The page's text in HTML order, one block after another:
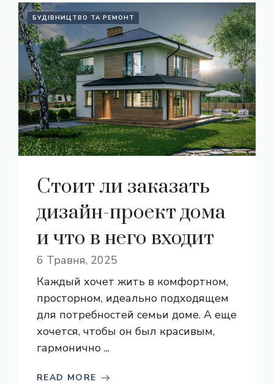
БУДІВНИЦТВО ТА РЕМОНТ
Стоит ли заказать
дизайн-проект дома
и что в него входит
6 Травня, 2025
Каждый хочет жить в комфортном,
просторном, идеально подходящем
для потребностей семьи доме. А еще
хочется, чтобы он был красивым,
гармонично ...
READ MORE